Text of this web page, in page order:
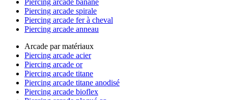
Piercing arcade banane
Piercing arcade spirale
Piercing arcade fer à cheval
Piercing arcade anneau
Arcade par matériaux
Piercing arcade acier
Piercing arcade or
Piercing arcade titane
Piercing arcade titane anodisé
Piercing arcade bioflex